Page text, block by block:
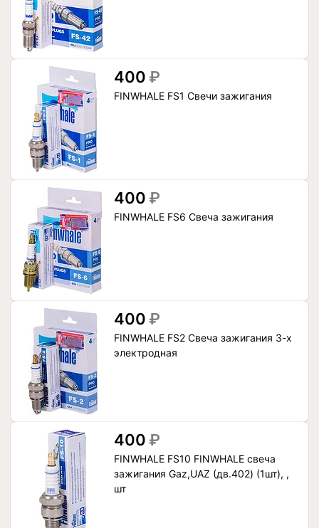
400 ₽
FINWHALE FS1 Свечи зажигания
400 ₽
FINWHALE FS6 Свеча зажигания
400 ₽
FINWHALE FS2 Свеча зажигания 3-х
электродная
400 ₽
FINWHALE FS10 FINWHALE свеча
зажигания Gaz,UAZ (дв.402) (1шт), ,
шт